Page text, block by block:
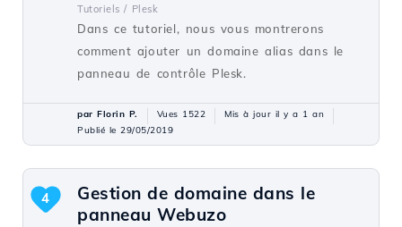
Tutoriels / Plesk
Dans ce tutoriel, nous vous montrerons
comment ajouter un domaine alias dans le
panneau de contrôle Plesk.
par Florin P. Vues 1522
Mis à jour il y a 1 an
Publié le 29/05/2019
Gestion de domaine dans le
panneau Webuzo
4